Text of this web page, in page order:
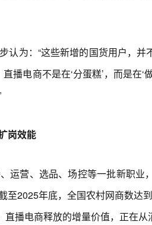
为：“这些新增的国货用户，并
播电商不是在‘分蛋糕’，而是在
岗效能
营、选品、场控等一批新职业
2025年底，全国农村网商数达
播电商释放的增量价值，正在从